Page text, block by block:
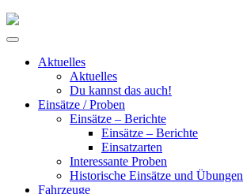
Skip
Primary
Aktuelles
Aktuelles
Du kannst das auch!
Einsätze / Proben
Einsätze – Berichte
Einsätze – Berichte
Einsatzarten
Interessante Proben
Historische Einsätze und Übungen
Fahrzeuge